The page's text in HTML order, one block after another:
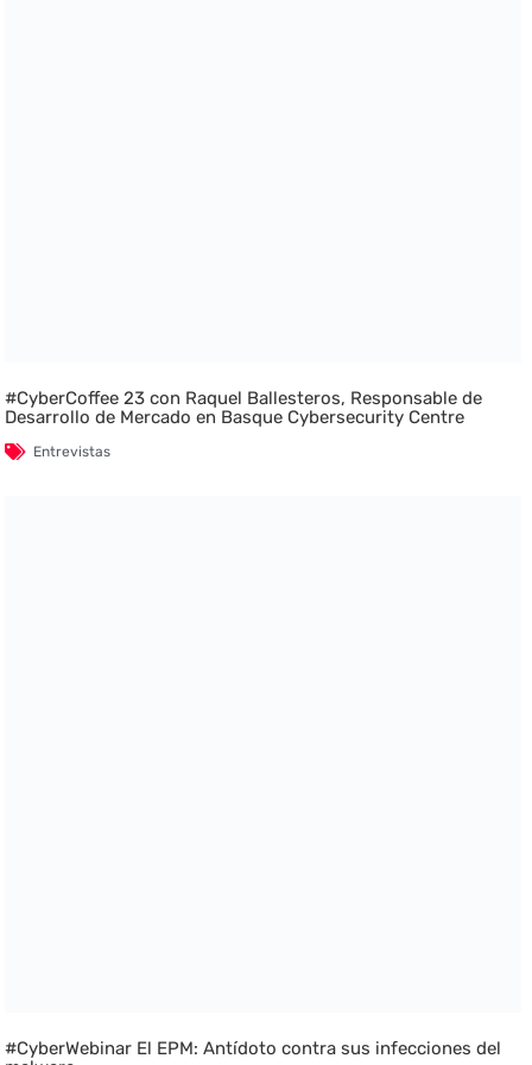
#CyberCoffee 23 con Raquel Ballesteros, Responsable de
Desarrollo de Mercado en Basque Cybersecurity Centre
Entrevistas
#CyberWebinar El EPM: Antídoto contra sus infecciones del